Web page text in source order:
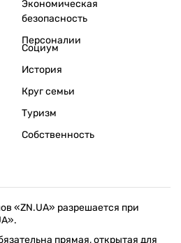
Экономическая
безопасность
Персоналии
Социум
История
Круг семьи
Туризм
Собственность
«ZN.UA» разрешается при
прямая, открытая для